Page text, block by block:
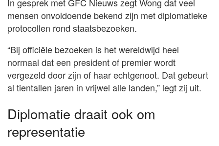
In gesprek met GFC Nieuws zegt Wong dat veel
mensen onvoldoende bekend zijn met diplomatieke
protocollen rond staatsbezoeken.
“Bij officiële bezoeken is het wereldwijd heel
normaal dat een president of premier wordt
vergezeld door zijn of haar echtgenoot. Dat gebeurt
al tientallen jaren in vrijwel alle landen,” legt zij uit.
Diplomatie draait ook om
representatie